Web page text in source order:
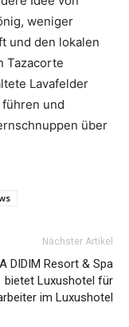
weniger
und den lokalen
Tazacorte
Lavafelder
und
über
Nächster Artikel
DIDIM Resort & Spa
bietet Luxushotel für
im Luxushotel